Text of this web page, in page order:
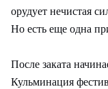
орудует нечистая
Но есть еще одна
После заката
Кульминация